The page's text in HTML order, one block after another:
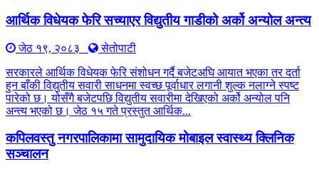
आर्थिक विधेयक फेरि सच्याएर विद्युतीय गाडीको अर्को अन्योल अन्त्य
जेठ १९, २०८३
सेतोपाटी
सरकारले आर्थिक विधेयक फेरि संशोधन गर्दै बजेटअघि आयात भएका तर दर्ता
हुन बाँकी विद्युतीय सवारी साधनमा स्वच्छ पूर्वाधार लगानी शुल्क नलाग्ने स्पष्ट
पारेको छ। योसँगै बजेटपछि विद्युतीय सवारीमा देखिएको अर्को अन्योल पनि
अन्त्य भएको छ। जेठ १५ गते प्रस्तुत आर्थिक...
कपिलवस्तु नगरपालिकामा सामुदायिक मोबाइल स्वास्थ्य क्लिनिक
सञ्चालन